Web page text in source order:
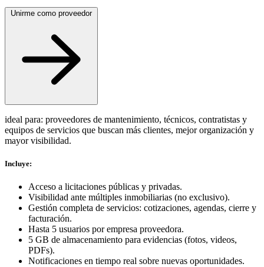
Unirme como proveedor
ideal para: proveedores de mantenimiento, técnicos, contratistas y
equipos de servicios que buscan más clientes, mejor organización y
mayor visibilidad.
Incluye:
Acceso a licitaciones públicas y privadas.
Visibilidad ante múltiples inmobiliarias (no exclusivo).
Gestión completa de servicios: cotizaciones, agendas, cierre y
facturación.
Hasta 5 usuarios por empresa proveedora.
5 GB de almacenamiento para evidencias (fotos, videos,
PDFs).
Notificaciones en tiempo real sobre nuevas oportunidades.